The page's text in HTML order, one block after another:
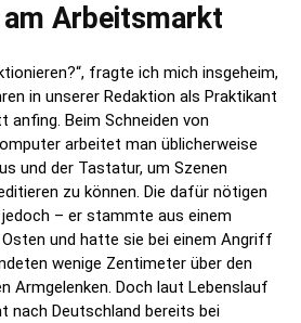
am Arbeitsmarkt
fragte ich mich insgeheim,
in unserer Redaktion als Praktikant
anfing. Beim Schneiden von
arbeitet man üblicherweise
und der Tastatur, um Szenen
zu können. Die dafür nötigen
– er stammte aus einem
und hatte sie bei einem Angriff
wenige Zentimeter über den
Armgelenken. Doch laut Lebenslauf
nach Deutschland bereits bei